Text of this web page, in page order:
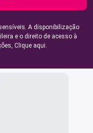
A disponibilização
e o direito de acesso à
Clique aqui.